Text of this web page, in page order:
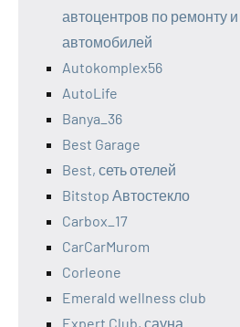
автоцентров по ремонту
автомобилей
Autokomplex56
AutoLife
Banya_36
Best Garage
Best, сеть отелей
Bitstop Автостекло
Carbox_17
CarCarMurom
Corleone
Emerald wellness club
Expert Club, сауна